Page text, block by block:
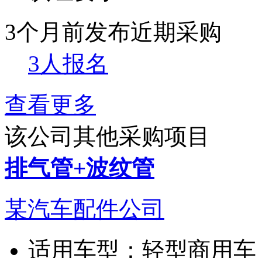
3个月前发布近期采购
3人报名
查看更多
该公司其他采购项目
排气管+波纹管
某汽车配件公司
适用车型： 轻型商用